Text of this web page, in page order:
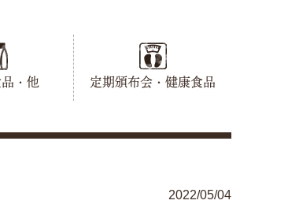
・他 定期頒布会・健康食品
2022/05/04